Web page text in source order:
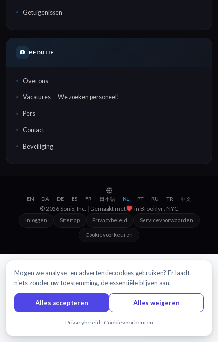
Getuigenissen
BEDRIJF
Over ons
Vacatures — We zoeken personeel!
Pers
Contact
Beveiliging
EN · DA · DE · ES · FR · 日本語 · NL · PT · RU · TR · 中文
© 2026 Sonix, Inc. | Gemaakt met in Brooklyn, NYC
Inloggen Sitemap Privacybeleid Servicevoorwaarden
Cookievoorkeuren
Mogen we analyse- en advertentiecookies gebruiken? Er laadt
niets zonder uw toestemming, de essentiële blijven aan.
Alles accepteren Alles weigeren
Privacybeleid · Cookievoorkeuren